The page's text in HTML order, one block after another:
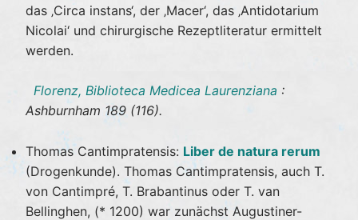
das ‚Circa instans‘, der ‚Macer‘, das ‚Antidotarium
Nicolai‘ und chirurgische Rezeptliteratur ermittelt
werden.
Florenz, Biblioteca Medicea Laurenziana :
Ashburnham 189 (116).
Thomas Cantimpratensis: Liber de natura rerum
(Drogenkunde). Thomas Cantimpratensis, auch T.
von Cantimpré, T. Brabantinus oder T. van
Bellinghen, (* 1200) war zunächst Augustiner-